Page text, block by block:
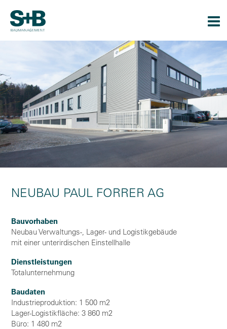
NEUBAU PAUL FORRER AG
Bauvorhaben
Neubau Verwaltungs-, Lager- und Logistikgebäude
mit einer unterirdischen Einstellhalle
Dienstleistungen
Totalunternehmung
Baudaten
Industrieproduktion: 1 500 m2
Lager-Logistikfläche: 3 860 m2
Büro: 1 480 m2